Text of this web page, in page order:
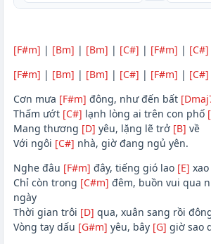
[F#m] | [Bm] | [Bm] | [C#] | [F#m] | [C#]
[F#m] | [Bm] | [Bm] | [C#] | [F#m] | [C#]
Cơn mưa [F#m] đông, như đến bất
Thấm ướt [C#] lạnh lòng ai trên con phố
Mang thương [D] yêu, lặng lẽ trở [B] về
Với ngôi [C#] nhà, giờ đang ngủ yên.
Nghe đâu [F#m] đây, tiếng gió lao [E] xao
Chỉ còn trong [C#m] đêm, buồn vui qua
ngày
Thời gian trôi [D] qua, xuân sang rồi
Vòng tay dấu [G#m] yêu, bây [G] giờ sao